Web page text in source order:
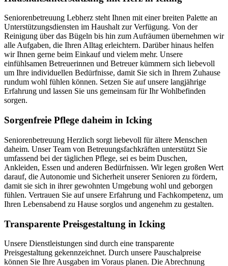
Seniorenbetreuung Lebherz steht Ihnen mit einer breiten Palette an
Unterstützungsdiensten im Haushalt zur Verfügung. Von der
Reinigung über das Bügeln bis hin zum Aufräumen übernehmen wir
alle Aufgaben, die Ihren Alltag erleichtern. Darüber hinaus helfen
wir Ihnen gerne beim Einkauf und vielem mehr. Unsere
einfühlsamen Betreuerinnen und Betreuer kümmern sich liebevoll
um Ihre individuellen Bedürfnisse, damit Sie sich in Ihrem Zuhause
rundum wohl fühlen können. Setzen Sie auf unsere langjährige
Erfahrung und lassen Sie uns gemeinsam für Ihr Wohlbefinden
sorgen.
Sorgenfreie Pflege daheim in Icking
Seniorenbetreuung Herzlich sorgt liebevoll für ältere Menschen
daheim. Unser Team von Betreuungsfachkräften unterstützt Sie
umfassend bei der täglichen Pflege, sei es beim Duschen,
Ankleiden, Essen und anderen Bedürfnissen. Wir legen großen Wert
darauf, die Autonomie und Sicherheit unserer Senioren zu fördern,
damit sie sich in ihrer gewohnten Umgebung wohl und geborgen
fühlen. Vertrauen Sie auf unsere Erfahrung und Fachkompetenz, um
Ihren Lebensabend zu Hause sorglos und angenehm zu gestalten.
Transparente Preisgestaltung in Icking
Unsere Dienstleistungen sind durch eine transparente
Preisgestaltung gekennzeichnet. Durch unsere Pauschalpreise
können Sie Ihre Ausgaben im Voraus planen. Die Abrechnung